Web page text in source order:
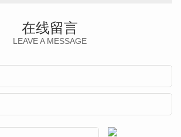
在线留言
LEAVE A MESSAGE